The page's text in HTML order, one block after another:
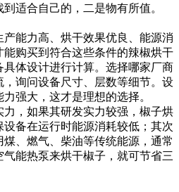
适合自己的，二是物有所值。
产能力高、烘干效果优良、能源消
购买到符合这些条件的辣椒烘干
体设计进行计算。选择哪家厂商
询问设备尺寸、层数等细节。设
强大，这才是理想的选择。
，如果其研发实力较强，椒子烘
备在运行时能源消耗较低；其次
、燃气、柴油等传统能源，通常
能热泵来烘干椒子，就可节省三